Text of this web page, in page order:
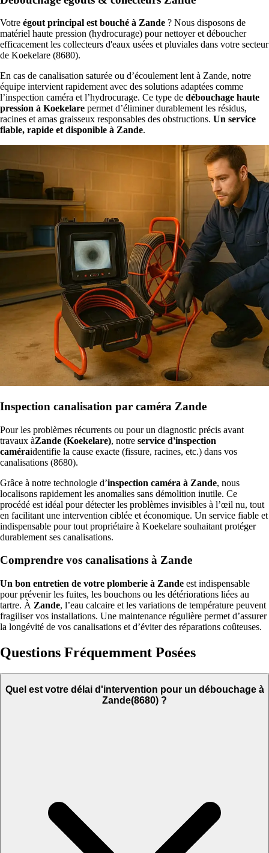
Votre égout principal est bouché à Zande ? Nous disposons de
matériel haute pression (hydrocurage) pour nettoyer et déboucher
efficacement les collecteurs d'eaux usées et pluviales dans votre secteur
de Koekelare (8680).
En cas de canalisation saturée ou d’écoulement lent à Zande, notre
équipe intervient rapidement avec des solutions adaptées comme
l’inspection caméra et l’hydrocurage. Ce type de débouchage haute
pression à Koekelare permet d’éliminer durablement les résidus,
racines et amas graisseux responsables des obstructions. Un service
fiable, rapide et disponible à Zande.
Inspection canalisation par caméra Zande
Pour les problèmes récurrents ou pour un diagnostic précis avant
travaux àZande (Koekelare), notre service d'inspection
caméraidentifie la cause exacte (fissure, racines, etc.) dans vos
canalisations (8680).
Grâce à notre technologie d’inspection caméra à Zande, nous
localisons rapidement les anomalies sans démolition inutile. Ce
procédé est idéal pour détecter les problèmes invisibles à l’œil nu, tout
en facilitant une intervention ciblée et économique. Un service fiable et
indispensable pour tout propriétaire à Koekelare souhaitant protéger
durablement ses canalisations.
Comprendre vos canalisations à Zande
Un bon entretien de votre plomberie à Zande est indispensable
pour prévenir les fuites, les bouchons ou les détériorations liées au
tartre. À Zande, l’eau calcaire et les variations de température peuvent
fragiliser vos installations. Une maintenance régulière permet d’assurer
la longévité de vos canalisations et d’éviter des réparations coûteuses.
Questions Fréquemment Posées
Quel est votre délai d'intervention pour un débouchage à
Zande(8680) ?